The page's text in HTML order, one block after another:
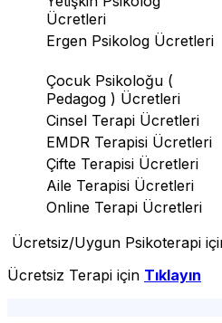
Ücretleri
Ergen Psikolog Ücretleri
Çocuk Psikoloğu (
Pedagog ) Ücretleri
Cinsel Terapi Ücretleri
EMDR Terapisi Ücretleri
Çifte Terapisi Ücretleri
Aile Terapisi Ücretleri
Online Terapi Ücretleri
Ücretsiz/Uygun Psikoterapi
Ücretsiz Terapi için Tıklayın